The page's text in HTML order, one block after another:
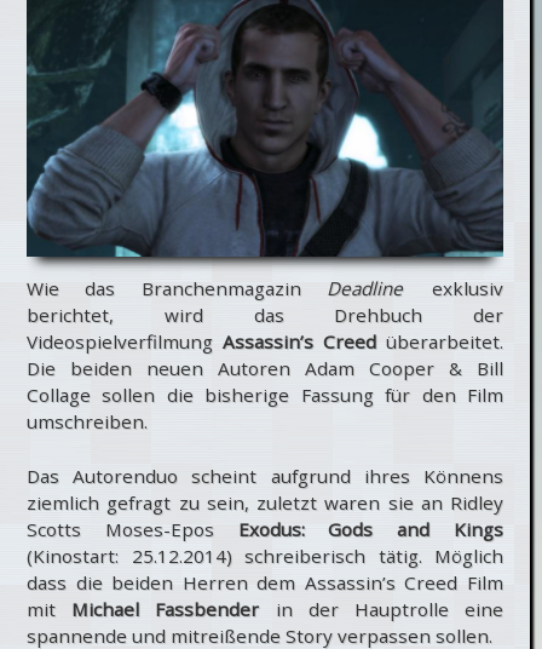
Wie das Branchenmagazin Deadline
exklusiv
berichtet, wird das Drehbuch der
Videospielverfilmung Assassin’s Creedüberarbeitet.
Die beiden neuen Autoren Adam Cooper & Bill
Collage sollen die bisherige Fassung für den Film
umschreiben.
Das Autorenduo scheint aufgrund ihres Könnens
ziemlich gefragt zu sein, zuletzt waren sie an Ridley
Scotts Moses-Epos Exodus: Gods and Kings
(Kinostart: 25.12.2014) schreiberisch tätig. Möglich
dass die beiden Herren dem Assassin’s Creed Film
mit Michael Fassbenderin der Hauptrolle eine
spannende und mitreißende Story verpassen sollen.